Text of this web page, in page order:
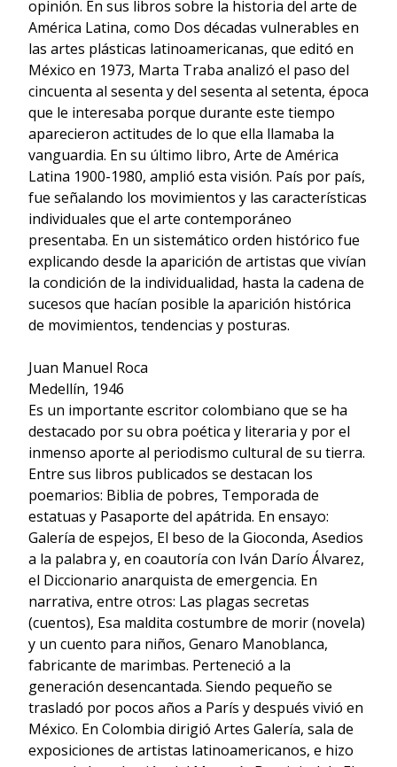
opinión. En sus libros sobre la historia del arte de
América Latina, como Dos décadas vulnerables en
las artes plásticas latinoamericanas, que editó en
México en 1973, Marta Traba analizó el paso del
cincuenta al sesenta y del sesenta al setenta, época
que le interesaba porque durante este tiempo
aparecieron actitudes de lo que ella llamaba la
vanguardia. En su último libro, Arte de América
Latina 1900-1980, amplió esta visión. País por país,
fue señalando los movimientos y las características
individuales que el arte contemporáneo
presentaba. En un sistemático orden histórico fue
explicando desde la aparición de artistas que vivían
la condición de la individualidad, hasta la cadena de
sucesos que hacían posible la aparición histórica
de movimientos, tendencias y posturas.
Juan Manuel Roca
Medellín, 1946
Es un importante escritor colombiano que se ha
destacado por su obra poética y literaria y por el
inmenso aporte al periodismo cultural de su tierra.
Entre sus libros publicados se destacan los
poemarios: Biblia de pobres, Temporada de
estatuas y Pasaporte del apátrida. En ensayo:
Galería de espejos, El beso de la Gioconda, Asedios
a la palabra y, en coautoría con Iván Darío Álvarez,
el Diccionario anarquista de emergencia. En
narrativa, entre otros: Las plagas secretas
(cuentos), Esa maldita costumbre de morir (novela)
y un cuento para niños, Genaro Manoblanca,
fabricante de marimbas. Perteneció a la
generación desencantada. Siendo pequeño se
trasladó por pocos años a París y después vivió en
México. En Colombia dirigió Artes Galería, sala de
exposiciones de artistas latinoamericanos, e hizo